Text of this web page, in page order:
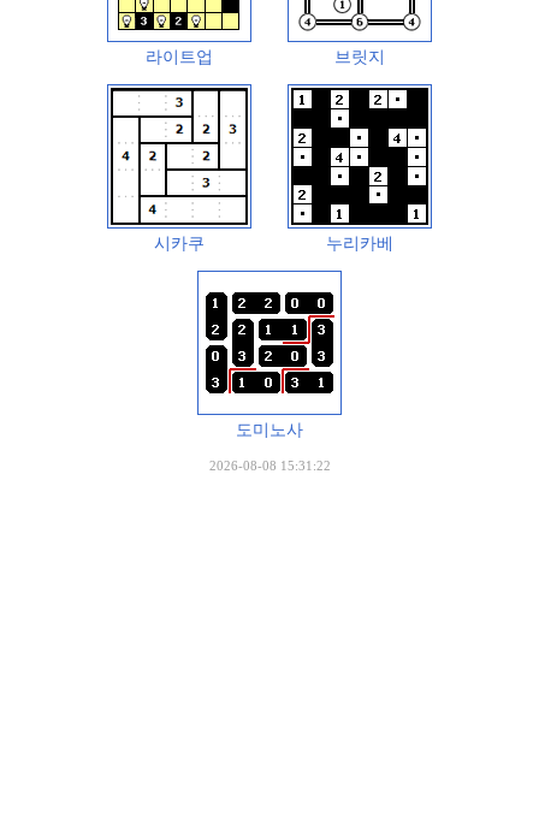
라이트업 브릿지
시카쿠 누리카베
도미노사
2026-08-08 15:31:22